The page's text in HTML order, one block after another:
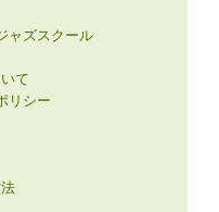
ャズスクール
て
リシー